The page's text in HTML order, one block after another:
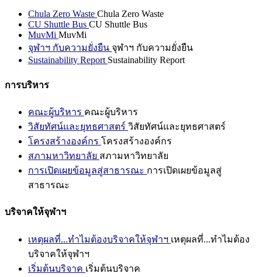
Chula Zero Waste Chula Zero Waste
CU Shuttle Bus CU Shuttle Bus
MuvMi MuvMi
จุฬาฯ กับความยั่งยืน จุฬาฯ กับความยั่งยืน
Sustainability Report Sustainability Report
การบริหาร
คณะผู้บริหาร คณะผู้บริหาร
วิสัยทัศน์และยุทธศาสตร์ วิสัยทัศน์และยุทธศาสตร์
โครงสร้างองค์กร โครงสร้างองค์กร
สภามหาวิทยาลัย สภามหาวิทยาลัย
การเปิดเผยข้อมูลสู่สาธารณะ การเปิดเผยข้อมูลสู่
สาธารณะ
บริจาคให้จุฬาฯ
เหตุผลที่...ทำไมต้องบริจาคให้จุฬาฯ เหตุผลที่...ทำไมต้อง
บริจาคให้จุฬาฯ
เริ่มต้นบริจาค เริ่มต้นบริจาค